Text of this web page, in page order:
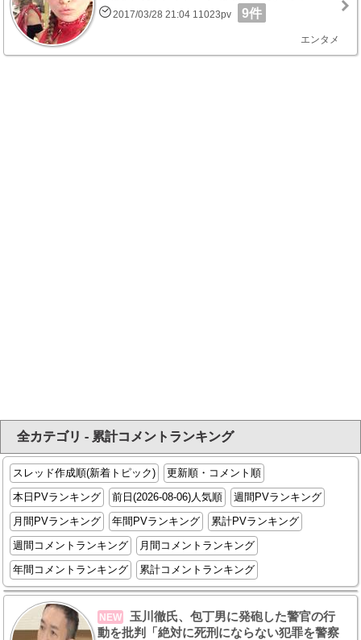
2017/03/28 21:04 11023pv 9件
エンタメ
全カテゴリ - 累計コメントランキング
スレッド作成順(新着トピック)
更新順・コメント順
本日PVランキング
前日(2026-08-06)人気順
週間PVランキング
月間PVランキング
年間PVランキング
累計PVランキング
週間コメントランキング
月間コメントランキング
年間コメントランキング
累計コメントランキング
NEW
玉川徹氏、包丁男に発砲した警官の行
動を批判「絶対に死刑にならない犯罪を警察